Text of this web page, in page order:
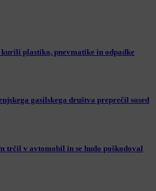
plastiko, pnevmatike in odpadke
gasilskega društva preprečil sosed
trčil v avtomobil in se hudo poškodoval